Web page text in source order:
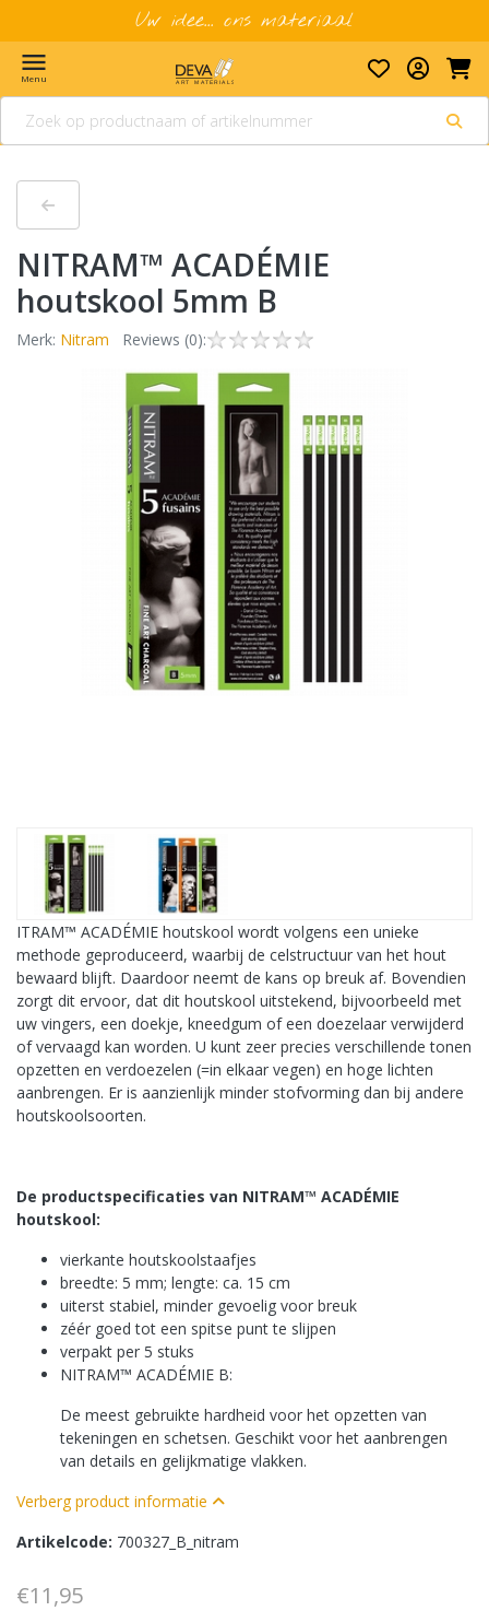
Uw idee... ons materiaal
menu
Menu
NITRAM™ ACADÉMIE
houtskool 5mm B
Merk: Nitram Reviews (0):
ITRAM™ ACADÉMIE houtskool wordt volgens een unieke
methode geproduceerd, waarbij de celstructuur van het hout
bewaard blijft. Daardoor neemt de kans op breuk af. Bovendien
zorgt dit ervoor, dat dit houtskool uitstekend, bijvoorbeeld met
uw vingers, een doekje, kneedgum of een doezelaar verwijderd
of vervaagd kan worden. U kunt zeer precies verschillende tonen
opzetten en verdoezelen (=in elkaar vegen) en hoge lichten
aanbrengen. Er is aanzienlijk minder stofvorming dan bij andere
houtskoolsoorten.
De productspecificaties van NITRAM™ ACADÉMIE
houtskool:
vierkante houtskoolstaafjes
breedte: 5 mm; lengte: ca. 15 cm
uiterst stabiel, minder gevoelig voor breuk
zéér goed tot een spitse punt te slijpen
verpakt per 5 stuks
NITRAM™ ACADÉMIE B:
De meest gebruikte hardheid voor het opzetten van
tekeningen en schetsen. Geschikt voor het aanbrengen
van details en gelijkmatige vlakken.
Verberg product informatie
Artikelcode: 700327_B_nitram
€11,95